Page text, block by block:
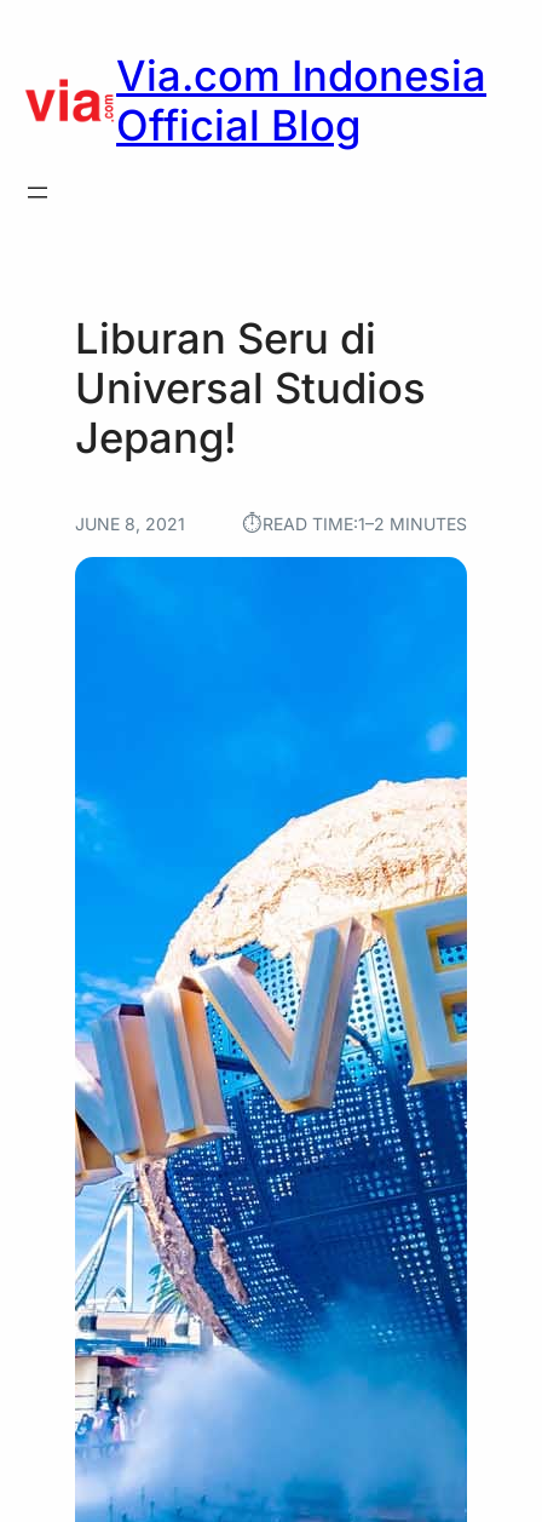
content
Via.com Indonesia
Official Blog
Liburan Seru di
Universal Studios
Jepang!
JUNE 8, 2021 ⏱︎READ TIME:1–2 MINUTES